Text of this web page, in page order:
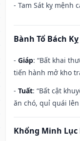
- Tam Sát kỵ mệnh
Bành Tổ Bách
- Giáp: “Bất khai
tiến hành mở kho
- Tuất: “Bất cật
ăn chó, quỉ quái
Khổng Minh Lục